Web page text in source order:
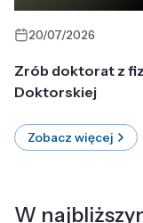
20/07/2026
Zrób doktorat z
Doktorskiej
Zobacz więcej
W